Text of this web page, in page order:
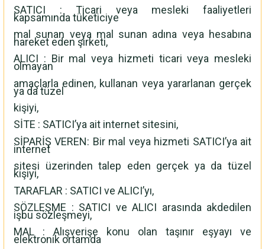
SATICI : Ticari veya mesleki faaliyetleri
kapsamında tüketiciye
mal sunan veya mal sunan adına veya hesabına
hareket eden şirketi,
ALICI : Bir mal veya hizmeti ticari veya mesleki
olmayan
amaçlarla edinen, kullanan veya yararlanan gerçek
ya da tüzel
kişiyi,
SİTE : SATICI’ya ait internet sitesini,
SİPARİŞ VEREN: Bir mal veya hizmeti SATICI’ya ait
internet
sitesi üzerinden talep eden gerçek ya da tüzel
kişiyi,
TARAFLAR : SATICI ve ALICI’yı,
SÖZLEŞME : SATICI ve ALICI arasında akdedilen
işbu sözleşmeyi,
MAL : Alışverişe konu olan taşınır eşyayı ve
elektronik ortamda